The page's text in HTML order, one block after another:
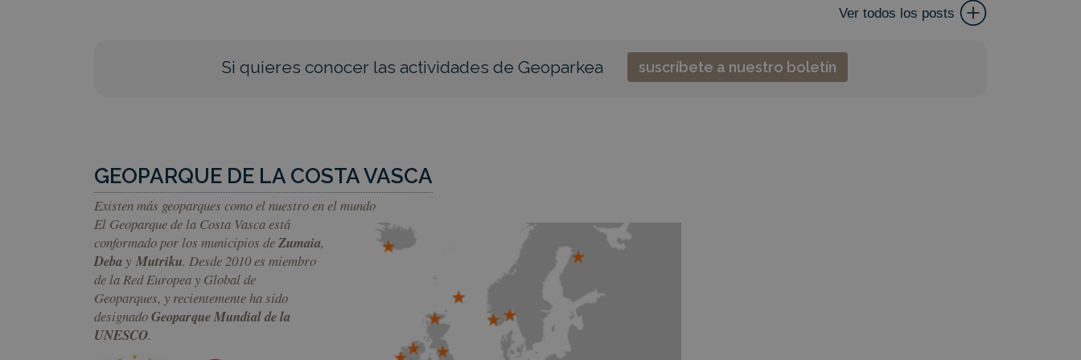
Ver todos los posts
Si quieres conocer las actividades de Geoparkea suscríbete a nuestro boletín
GEOPARQUE DE LA COSTA VASCA
Existen más geoparques como el nuestro en el mundo
El Geoparque de la Costa Vasca está
conformado por los municipios deZumaia,
Deba y Mutriku. Desde 2010 es miembro
de la Red Europea y Global de
Geoparques, y recientemente ha sido
designadoGeoparque Mundial de la
UNESCO.